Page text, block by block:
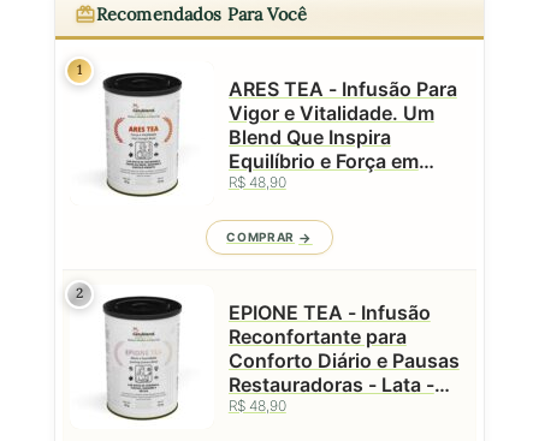
Recomendados Para Você
1
ARES TEA - Infusão Para
Vigor e Vitalidade. Um
Blend Que Inspira
Equilíbrio e Força em
R$ 48,90
COMPRAR
2
EPIONE TEA - Infusão
Reconfortante para
Conforto Diário e Pausas
Restauradoras - Lata -
50g
R$ 48,90